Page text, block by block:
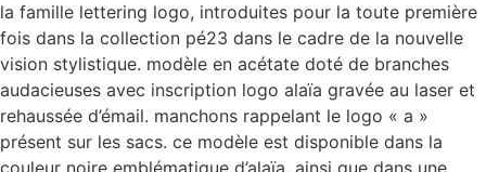
la famille lettering logo, introduites pour la toute première
fois dans la collection pé23 dans le cadre de la nouvelle
vision stylistique. modèle en acétate doté de branches
audacieuses avec inscription logo alaïa gravée au laser et
rehaussée d’émail. manchons rappelant le logo « a »
présent sur les sacs. ce modèle est disponible dans la
couleur noire emblématique d’alaïa, ainsi que dans une